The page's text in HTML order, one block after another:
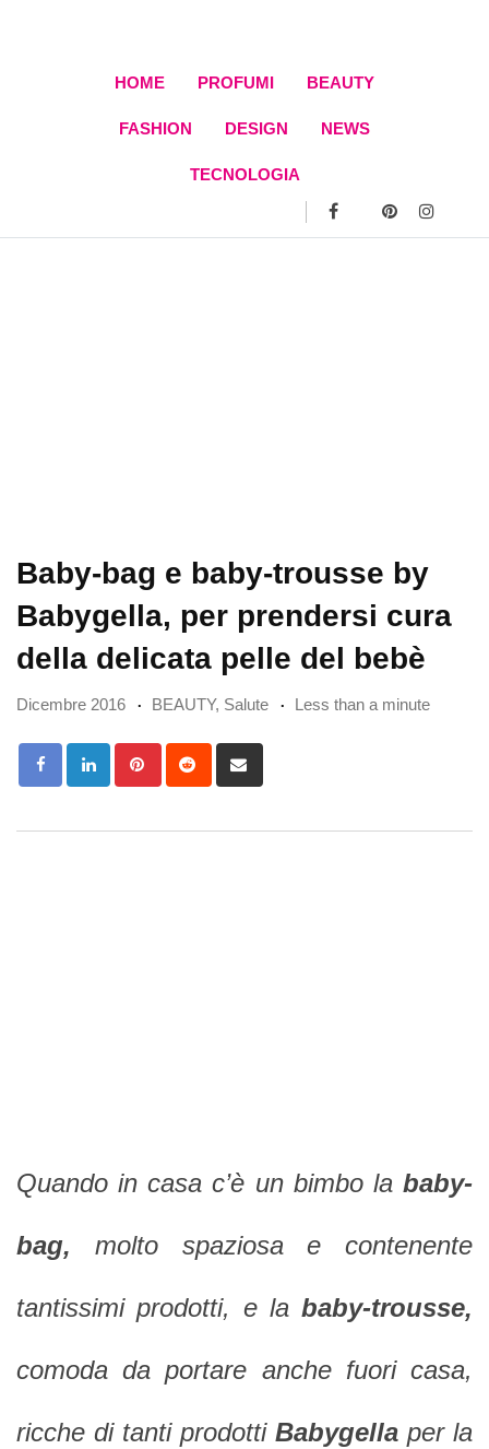
HOME PROFUMI BEAUTY
FASHION DESIGN NEWS
TECNOLOGIA
Baby-bag e baby-trousse by
Babygella, per prendersi cura
della delicata pelle del bebè
Dicembre 2016 BEAUTY, Salute Less than a minute
PinterestReddit
via
Quando in casa c’è un bimbo lababy-
bag, molto spaziosa e contenente
tantissimi prodotti, e lababy-trousse,
comoda da portare anche fuori casa,
ricche di tanti prodotti Babygella per la